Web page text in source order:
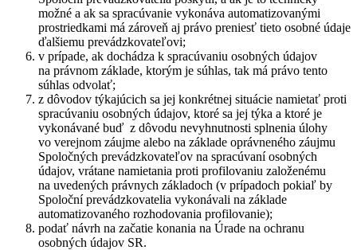
možné a ak sa spracúvanie vykonáva automatizovanými
prostriedkami má zároveň aj právo preniesť tieto osobné údaje
ďalšiemu prevádzkovateľovi;
v prípade, ak dochádza k spracúvaniu osobných údajov
na právnom základe, ktorým je súhlas, tak má právo tento
súhlas odvolať;
z dôvodov týkajúcich sa jej konkrétnej situácie namietať proti
spracúvaniu osobných údajov, ktoré sa jej týka a ktoré je
vykonávané buď z dôvodu nevyhnutnosti splnenia úlohy
vo verejnom záujme alebo na základe oprávneného záujmu
Spoločných prevádzkovateľov na spracúvaní osobných
údajov, vrátane namietania proti profilovaniu založenému
na uvedených právnych základoch (v prípadoch pokiaľ by
Spoloční prevádzkovatelia vykonávali na základe
automatizovaného rozhodovania profilovanie);
podať návrh na začatie konania na Úrade na ochranu
osobných údajov SR.